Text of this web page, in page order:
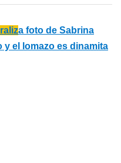
a foto de Sabrina
y el lomazo es dinamita